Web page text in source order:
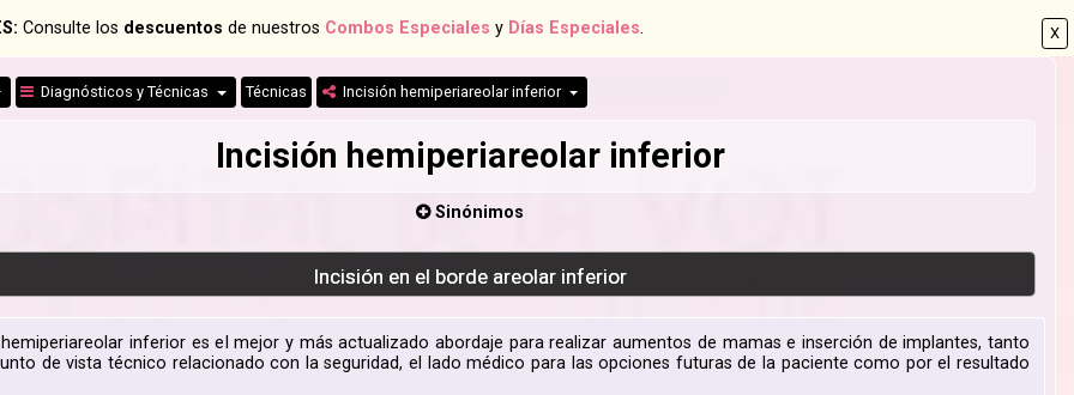
X
Consulte los descuentos de nuestros Combos Especiales y Días Especiales.
Diagnósticos y Técnicas Técnicas Incisión hemiperiareolar inferior
Incisión hemiperiareolar inferior
Sinónimos
Incisión en el borde areolar inferior
inferior es el mejor y más actualizado abordaje para realizar aumentos de mamas e inserción de implantes, tanto
de vista técnico relacionado con la seguridad, el lado médico para las opciones futuras de la paciente como por el resultado